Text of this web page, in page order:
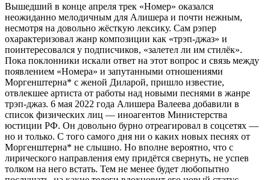
Вышедший в конце апреля трек «Номер» оказался
неожиданно мелодичным для Алишера и почти нежным,
несмотря на довольно жёсткую лексику. Сам рэпер
охарактеризовал жанр композиции как «трэп-джаз» и
поинтересовался у подписчиков, «залетел ли им стилёк».
Пока поклонники искали ответ на этот вопрос и связь между
появлением «Номера» и запутанными отношениями
Моргенштерна* с женой Диларой, пришло известие,
отвлекшее артиста от работы над новыми песнями в жанре
трэп-джаз. 6 мая 2022 года Алишера Валеева добавили в
список физических лиц — иноагентов Министерства
юстиции РФ. Он довольно бурно отреагировал в соцсетях —
но и только. С того самого дня ни о каких новых песнях от
Моргенштерна* не слышно. Но вполне вероятно, что с
лирического направления ему придётся свернуть, не успев
толком на него встать. Тем не менее будет любопытно